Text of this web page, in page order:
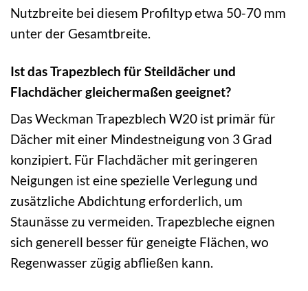
Nutzbreite bei diesem Profiltyp etwa 50-70 mm
unter der Gesamtbreite.
Ist das Trapezblech für Steildächer und
Flachdächer gleichermaßen geeignet?
Das Weckman Trapezblech W20 ist primär für
Dächer mit einer Mindestneigung von 3 Grad
konzipiert. Für Flachdächer mit geringeren
Neigungen ist eine spezielle Verlegung und
zusätzliche Abdichtung erforderlich, um
Staunässe zu vermeiden. Trapezbleche eignen
sich generell besser für geneigte Flächen, wo
Regenwasser zügig abfließen kann.